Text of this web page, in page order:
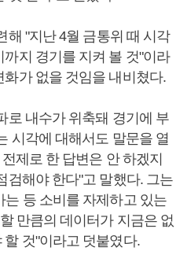
해 "지난 4월 금통위 때 시각
지 경기를 지켜 볼 것"이라
가 없을 것임을 내비쳤다.
로 내수가 위축돼 경기에 부
시각에 대해서도 말문을 열
제로 한 답변은 안 하겠지
검해야 한다"고 말했다. 그는
등 소비를 자제하고 있는
만큼의 데이터가 지금은 없
것"이라고 덧붙였다.